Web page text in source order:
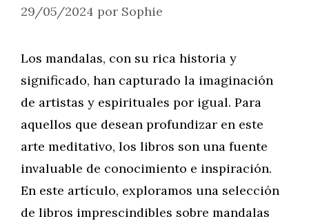
29/05/2024 por Sophie
Los mandalas, con su rica historia y
significado, han capturado la imaginación
de artistas y espirituales por igual. Para
aquellos que desean profundizar en este
arte meditativo, los libros son una fuente
invaluable de conocimiento e inspiración.
En este artículo, exploramos una selección
de libros imprescindibles sobre mandalas